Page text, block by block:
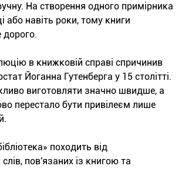
На створення одного примірника
або навіть роки, тому книги
в книжковій справі спричинив
Йоганна Гутенберга у 15 столітті.
виготовляти значно швидше, а
перестало бути привілеєм лише
походить від
пов'язаних із книгою та